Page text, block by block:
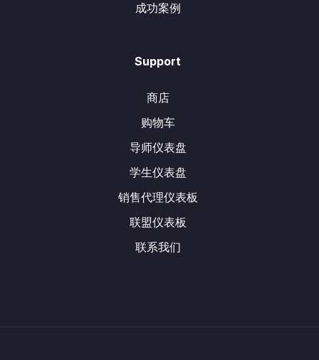
成功案例
Support
商店
购物车
导师仪表盘
学生仪表盘
销售代理仪表板
联盟仪表板
联系我们